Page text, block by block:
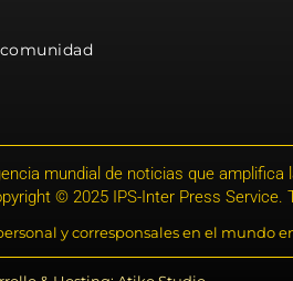
mundial de noticias que
© 2025 IPS-Inter Press Service.
y corresponsales en el mundo